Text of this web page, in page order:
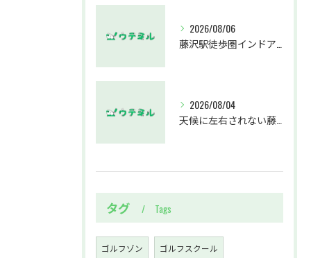
2026/08/06
2026/08/04
タグ Tags
ゴルフゾン ゴルフスクール